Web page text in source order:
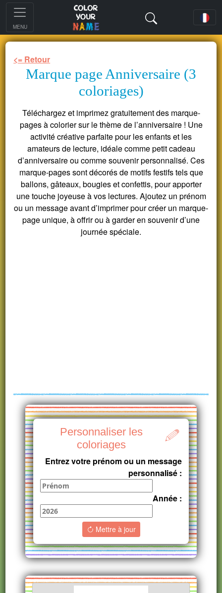
MENU
<= Retour
Marque page Anniversaire (3
coloriages)
Téléchargez et imprimez gratuitement des marque-
pages à colorier sur le thème de l’anniversaire ! Une
activité créative parfaite pour les enfants et les
amateurs de lecture, idéale comme petit cadeau
d’anniversaire ou comme souvenir personnalisé. Ces
marque-pages sont décorés de motifs festifs tels que
ballons, gâteaux, bougies et confettis, pour apporter
une touche joyeuse à vos lectures. Ajoutez un prénom
ou un message avant d’imprimer pour créer un marque-
page unique, à offrir ou à garder en souvenir d’une
journée spéciale.
Personnaliser les
coloriages
Entrez votre prénom ou un message
personnalisé :
Année :
Mettre à jour